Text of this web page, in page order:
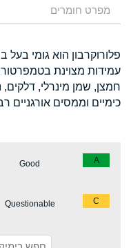
מפרט חומרים
פלורוקרבון הוא גומי בעל
עמידות מצוינת
חמצן, שמן מינרלי, דלקים,
כימיים וממסים אורגניים
A
Good
C
Questionable